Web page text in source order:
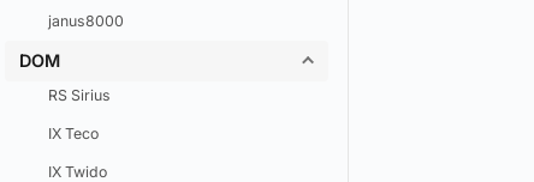
janus8000
DOM
RS Sirius
IX Teco
IX Twido